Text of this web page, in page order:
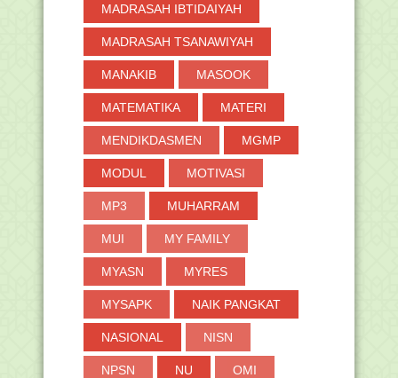
MADRASAH IBTIDAIYAH
MADRASAH TSANAWIYAH
MANAKIB MASOOK
MATEMATIKA MATERI
MENDIKDASMEN MGMP
MODUL MOTIVASI
MP3 MUHARRAM
MUI MY FAMILY
MYASN MYRES
MYSAPK NAIK PANGKAT
NASIONAL NISN
NPSN NU OMI